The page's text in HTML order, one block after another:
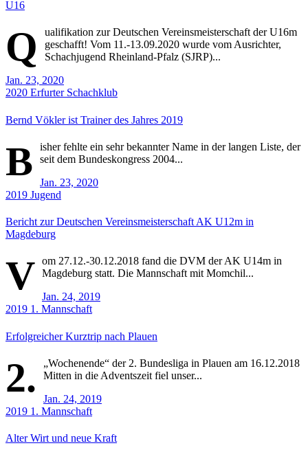
U16
Q
ualifikation zur Deutschen Vereinsmeisterschaft der U16m
geschafft! Vom 11.-13.09.2020 wurde vom Ausrichter,
Schachjugend Rheinland-Pfalz (SJRP)...
Jan. 23, 2020
2020 Erfurter Schachklub
Bernd Vökler ist Trainer des Jahres 2019
B
isher fehlte ein sehr bekannter Name in der langen Liste, der
seit dem Bundeskongress 2004...
Jan. 23, 2020
2019 Jugend
Bericht zur Deutschen Vereinsmeisterschaft AK U12m in
Magdeburg
V om 27.12.-30.12.2018 fand die DVM der AK U14m in
Magdeburg statt. Die Mannschaft mit Momchil...
Jan. 24, 2019
2019 1. Mannschaft
Erfolgreicher Kurztrip nach Plauen
2.
„Wochenende“ der 2. Bundesliga in Plauen am 16.12.2018
Mitten in die Adventszeit fiel unser...
Jan. 24, 2019
2019 1. Mannschaft
Alter Wirt und neue Kraft